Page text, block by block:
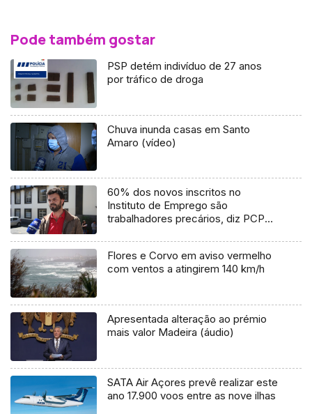
Pode também gostar
PSP detém indivíduo de 27 anos
por tráfico de droga
Chuva inunda casas em Santo
Amaro (vídeo)
60% dos novos inscritos no
Instituto de Emprego são
trabalhadores precários, diz PCP
Flores e Corvo em aviso vermelho
com ventos a atingirem 140 km/h
Apresentada alteração ao prémio
mais valor Madeira (áudio)
SATA Air Açores prevê realizar este
ano 17.900 voos entre as nove ilhas